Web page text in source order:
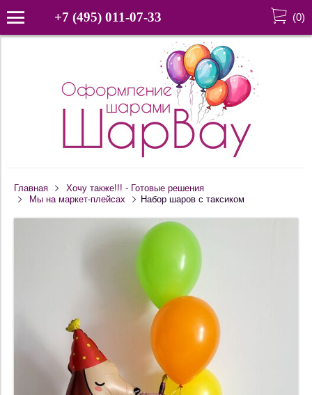
+7 (495) 011-07-33 (0)
Главная
Хочу также!!! - Готовые решения
Мы на маркет-плейсах
Набор шаров с таксиком